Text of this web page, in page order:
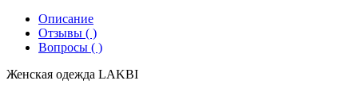
Описание
Отзывы ( )
Вопросы ( )
Женская одежда LAKBI